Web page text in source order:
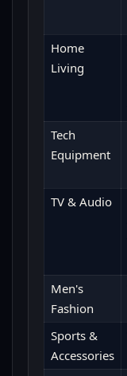
Home
Living
Tech
Equipment
TV & Audio
Men's
Fashion
Sports &
Accessories